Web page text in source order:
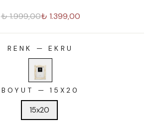
₺ 1.999,00₺ 1.399,00
RENK — EKRU
BOYUT — 15X20
15x20